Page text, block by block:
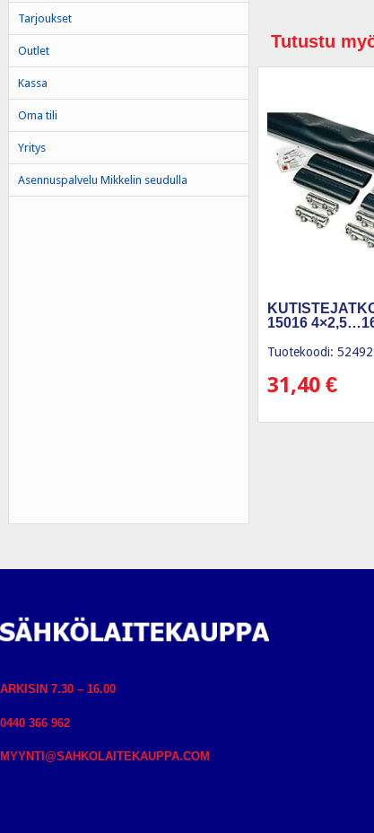
Tutustu
15016
Tuotekoodi:
31,40 €
Tarjoukset
Outlet
Kassa
Oma tili
Yritys
Asennuspalvelu Mikkelin seudulla
ARKISIN 7.30 – 16.00
0440 366 962
MYYNTI@SAHKOLAITEKAUPPA.COM